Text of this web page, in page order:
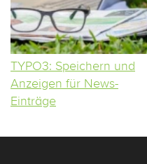
TYPO3: Speichern und
Anzeigen für News-
Einträge